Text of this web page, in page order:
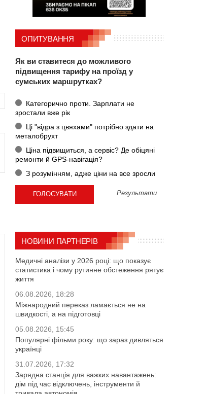
ОПИТУВАННЯ
Як ви ставитеся до можливого
підвищення тарифу на проїзд у
сумських маршрутках?
Категорично проти. Зарплати не
зростали вже рік
Ці "відра з цвяхами" потрібно здати на
металобрухт
Ціна підвищиться, а сервіс? Де обіцяні
ремонти й GPS-навігація?
З розумінням, адже ціни на все зросли
Результати
НОВИНИ ПАРТНЕРІВ
Медичні аналізи у 2026 році: що показує
статистика і чому рутинне обстеження рятує
життя
06.08.2026, 18:28
Міжнародний переказ ламається не на
швидкості, а на підготовці
05.08.2026, 15:45
Популярні фільми року: що зараз дивляться
українці
31.07.2026, 17:32
Зарядна станція для важких навантажень:
дім під час відключень, інструменти й